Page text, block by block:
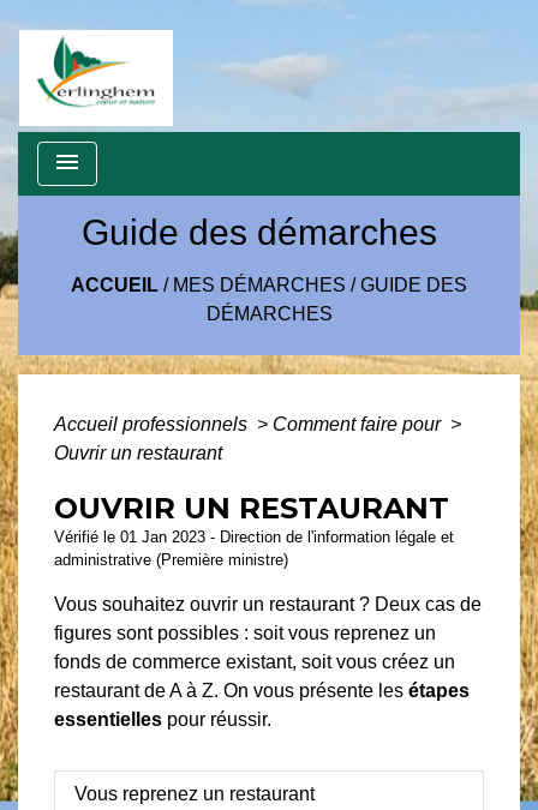
menu
Guide des démarches
ACCUEIL / MES DÉMARCHES /GUIDE DES
DÉMARCHES
Accueil professionnels > Comment faire pour >
Ouvrir un restaurant
OUVRIR UN RESTAURANT
Vérifié le 01 Jan 2023 - Direction de l'information légale et
administrative (Première ministre)
Vous souhaitez ouvrir un restaurant ? Deux cas de
figures sont possibles : soit vous reprenez un
fonds de commerce existant, soit vous créez un
restaurant de A à Z. On vous présente les étapes
essentielles pour réussir.
Vous reprenez un restaurant